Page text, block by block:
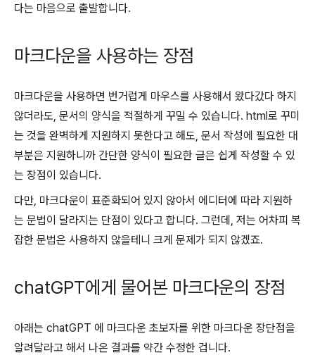
다는 마음으로 출발합니다.
마크다운을 사용하는 장점
마크다운을 사용하면 번거럽게 마우스를 사용해서 왔다갔다 하지
않더라도, 문서의 양식을 적절하게 꾸밀 수 있습니다. html로 꾸미
는 것을 완벽하게 지원하지 못한다고 해도, 문서 작성에 필요한 대
부분은 지원하니까 간단한 양식이 필요한 글은 쉽게 작성할 수 있
는 장점이 있습니다.
다만, 마크다운이 표준화되어 있지 않아서 에디터에 따라 지원하
는 문법이 달라지는 단점이 있다고 합니다. 그런데, 저는 어차피 복
잡한 문법은 사용하지 않을테니 크게 문제가 되지 않겠죠.
chatGPT에게 물어본 마크다운의 장점
아래는 chatGPT 에 마크다운 초보자를 위한 마크다운 장단점을
알려달라고 해서 나온 결과를 약간 수정한 겁니다.